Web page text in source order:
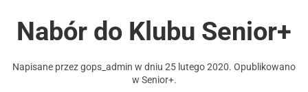
Nabór do Klubu Senior+
Napisane przezgops_admin w dniu 25 lutego 2020. Opublikowano
w Senior+.